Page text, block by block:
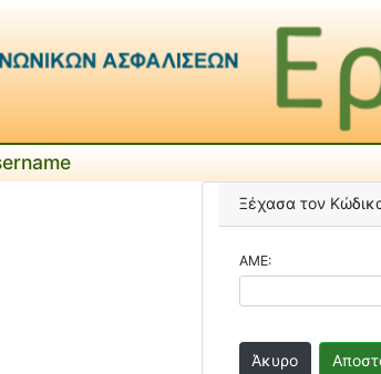
Ξέχασα τον
ΑΜΕ: